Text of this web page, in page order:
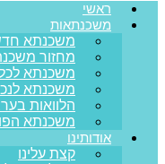
ראשי
משכנתאות
משכנתא
מחזור
משכנתא
משכנתא
הלוואות
משכנתא
אודותינו
קצת עלינו